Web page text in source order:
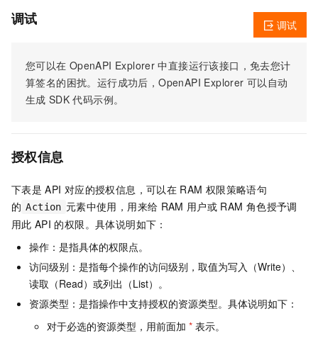
调试
您可以在 OpenAPI Explorer 中直接运行该接口，免去您计
算签名的困扰。运行成功后，OpenAPI Explorer 可以自动
生成 SDK 代码示例。
调试
授权信息
下表是 API 对应的授权信息，可以在 RAM 权限策略语句
的 Action 元素中使用，用来给 RAM 用户或 RAM 角色授予调
用此 API 的权限。具体说明如下：
操作：是指具体的权限点。
访问级别：是指每个操作的访问级别，取值为写入（Write）、
读取（Read）或列出（List）。
资源类型：是指操作中支持授权的资源类型。具体说明如下：
对于必选的资源类型，用前面加 * 表示。